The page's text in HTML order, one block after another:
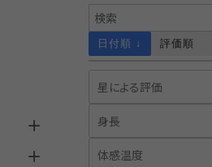
日付順 ↓ 評価順